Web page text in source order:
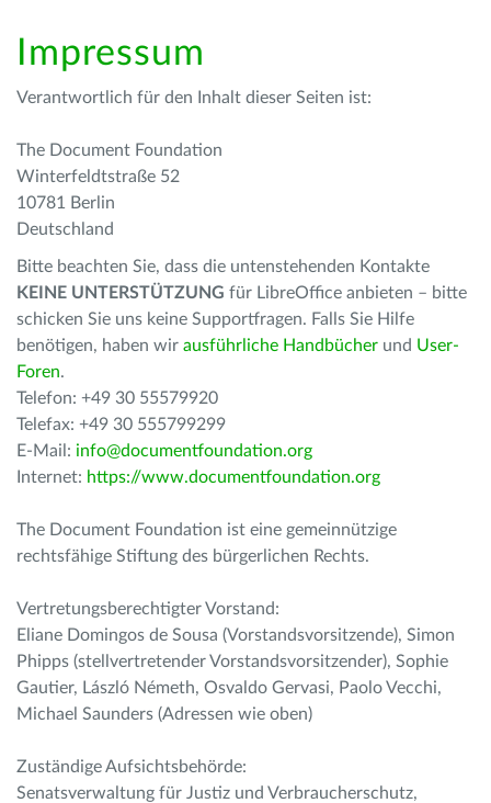
Impressum
Verantwortlich für den Inhalt dieser Seiten ist:
The Document Foundation
Winterfeldtstraße 52
10781 Berlin
Deutschland
Bitte beachten Sie, dass die untenstehenden Kontakte
KEINE UNTERSTÜTZUNG für LibreOffice anbieten – bitte
schicken Sie uns keine Supportfragen. Falls Sie Hilfe
benötigen, haben wir ausführliche Handbücher und User-
Foren.
Telefon: +49 30 55579920
Telefax: +49 30 555799299
E-Mail: info@documentfoundation.org
Internet: https://www.documentfoundation.org
The Document Foundation ist eine gemeinnützige
rechtsfähige Stiftung des bürgerlichen Rechts.
Vertretungsberechtigter Vorstand:
Eliane Domingos de Sousa (Vorstandsvorsitzende), Simon
Phipps (stellvertretender Vorstandsvorsitzender), Sophie
Gautier, László Németh, Osvaldo Gervasi, Paolo Vecchi,
Michael Saunders (Adressen wie oben)
Zuständige Aufsichtsbehörde:
Senatsverwaltung für Justiz und Verbraucherschutz,